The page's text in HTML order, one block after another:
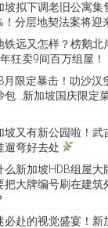
坡拟下调老旧公寓集
！分层地契法案将迎
铁远又怎样？榜鹅北
狂卖9间百万组屋！
月限定暴击！叻沙汉
包…新加坡国庆限定
坡又有新公园啦！武
遛弯好去处
么新加坡HDB组屋
把大牌编号刷在建
必赴的视觉盛宴！